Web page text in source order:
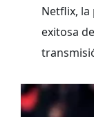
Netflix,
exitosa